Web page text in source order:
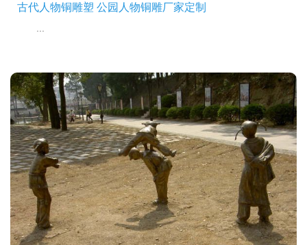
古代人物铜雕塑 公园人物铜雕厂家定制